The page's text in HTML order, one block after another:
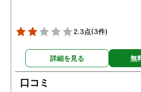
も一緒に考えてもらえると
いう安心感が あり、次に進
む力を与えてくれたと思い
ます。 本当にありがとうご
ざいました。
2.3点(3件)
詳細を見る 無
口コミ